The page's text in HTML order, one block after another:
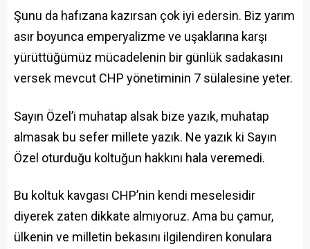
Şunu da hafızana kazırsan çok iyi edersin. Biz yarım
asır boyunca emperyalizme ve uşaklarına karşı
yürüttüğümüz mücadelenin bir günlük sadakasını
versek mevcut CHP yönetiminin 7 sülalesine yeter.
Sayın Özel’i muhatap alsak bize yazık, muhatap
almasak bu sefer millete yazık. Ne yazık ki Sayın
Özel oturduğu koltuğun hakkını hala veremedi.
Bu koltuk kavgası CHP’nin kendi meselesidir
diyerek zaten dikkate almıyoruz. Ama bu çamur,
ülkenin ve milletin bekasını ilgilendiren konulara